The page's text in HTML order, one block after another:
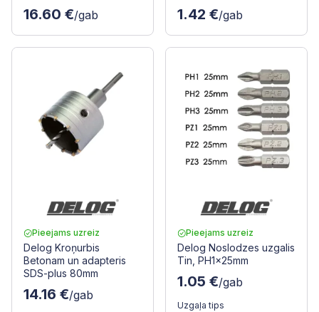
16.60 €/gab 1.42 €/gab
Pieejams uzreiz
Delog Kroņurbis
Betonam un adapteris
SDS-plus 80mm
14.16 €/gab
Pieejams uzreiz
Delog Noslodzes uzgalis
Tin, PH1x25mm
1.05 €/gab
Uzgaļa tips